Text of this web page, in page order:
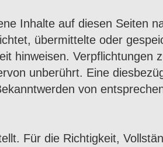
Inhalte auf diesen Seiten
übermittelte oder
hinweisen. Verpflichtungen
unberührt. Eine
von
Für die Richtigkeit,